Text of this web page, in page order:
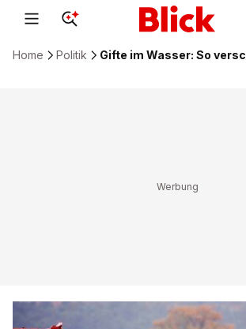
Home Politik Gifte im Wasser: So